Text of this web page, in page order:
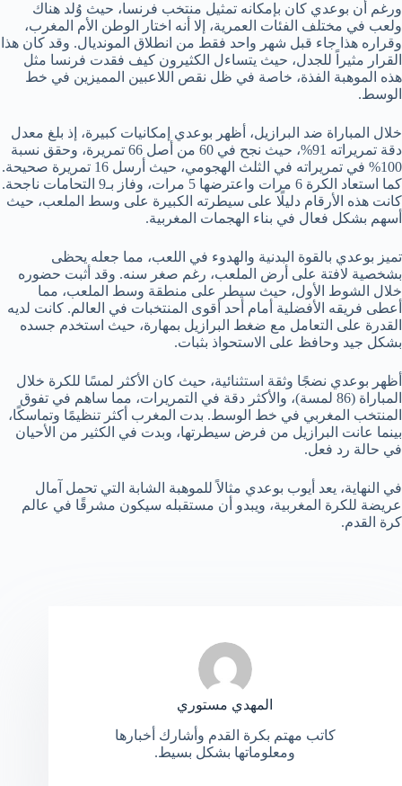
ورغم أن بوعدي كان بإمكانه تمثيل منتخب فرنسا، حيث وُلد هناك
ولعب في مختلف الفئات العمرية، إلا أنه اختار الوطن الأم المغرب،
وقراره هذا جاء قبل شهر واحد فقط من انطلاق المونديال. وقد كان هذا
القرار مثيراً للجدل، حيث يتساءل الكثيرون كيف فقدت فرنسا مثل
هذه الموهبة الفذة، خاصة في ظل نقص اللاعبين المميزين في خط
الوسط.
خلال المباراة ضد البرازيل، أظهر بوعدي إمكانيات كبيرة، إذ بلغ معدل
دقة تمريراته 91%، حيث نجح في 60 من أصل 66 تمريرة، وحقق نسبة
100% في تمريراته في الثلث الهجومي، حيث أرسل 16 تمريرة صحيحة.
كما استعاد الكرة 6 مرات واعترضها 5 مرات، وفاز بـ9 التحامات ناجحة.
كانت هذه الأرقام دليلًا على سيطرته الكبيرة على وسط الملعب، حيث
أسهم بشكل فعال في بناء الهجمات المغربية.
تميز بوعدي بالقوة البدنية والهدوء في اللعب، مما جعله يحظى
بشخصية لافتة على أرض الملعب، رغم صغر سنه. وقد أثبت حضوره
خلال الشوط الأول، حيث سيطر على منطقة وسط الملعب، مما
أعطى فريقه الأفضلية أمام أحد أقوى المنتخبات في العالم. كانت لديه
القدرة على التعامل مع ضغط البرازيل بمهارة، حيث استخدم جسده
بشكل جيد وحافظ على الاستحواذ بثبات.
أظهر بوعدي نضجًا وثقة استثنائية، حيث كان الأكثر لمسًا للكرة خلال
المباراة (86 لمسة)، والأكثر دقة في التمريرات، مما ساهم في تفوق
المنتخب المغربي في خط الوسط. بدت المغرب أكثر تنظيمًا وتماسكًا،
بينما عانت البرازيل من فرض سيطرتها، وبدت في الكثير من الأحيان
في حالة رد فعل.
في النهاية، يعد أيوب بوعدي مثالاً للموهبة الشابة التي تحمل آمال
عريضة للكرة المغربية، ويبدو أن مستقبله سيكون مشرقًا في عالم
كرة القدم.
المهدي مستوري
كاتب مهتم بكرة القدم وأشارك أخبارها
ومعلوماتها بشكل بسيط.